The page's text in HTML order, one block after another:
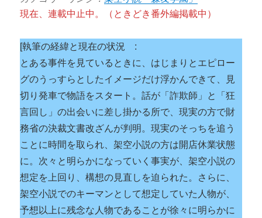
現在、連載中止中。（ときどき番外編掲載中）
[執筆の経緯と現在の状況 :
とある事件を見ているときに、はじまりとエピロー
グのうっすらとしたイメージだけ浮かんできて、見
切り発車で物語をスタート。話が「詐欺師」と「狂
言回し」の出会いに差し掛かる所で、現実の方で財
務省の決裁文書改ざんが判明。現実のそっちを追う
ことに時間を取られ、架空小説の方は開店休業状態
に。次々と明らかになっていく事実が、架空小説の
想定を上回り、構想の見直しを迫られた。さらに、
架空小説でのキーマンとして想定していた人物が、
予想以上に残念な人物であることが徐々に明らかに